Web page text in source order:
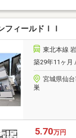
フィールドＩＩ
東北本線
築29年11ヶ月
宮城県仙
巣
5.70万円